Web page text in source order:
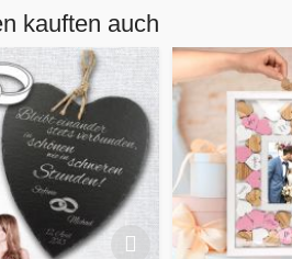
kauften auch